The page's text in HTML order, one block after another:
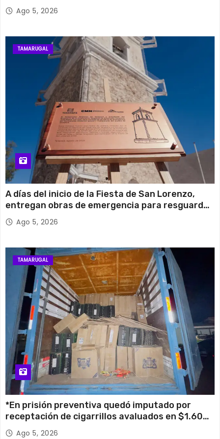
retiro de cables en desuso en Iquique
Ago 5, 2026
TAMARUGAL
A días del inicio de la Fiesta de San Lorenzo,
entregan obras de emergencia para resguardar
su histórico campanario
Ago 5, 2026
TAMARUGAL
*En prisión preventiva quedó imputado por
receptación de cigarrillos avaluados en $1.600
millones*
Ago 5, 2026